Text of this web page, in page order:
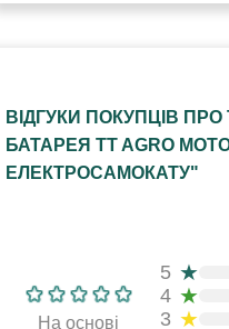
ВІДГУКИ ПОКУПЦІВ
БАТАРЕЯ TT AGRO
ЕЛЕКТРОСАМОКАТУ"
На основі
5 ★
4 ★
3 ★